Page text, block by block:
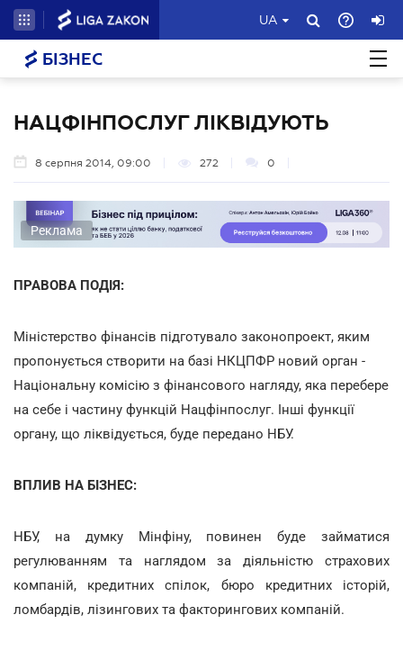
UA
БІЗНЕС
НАЦФІНПОСЛУГ ЛІКВІДУЮТЬ
8 серпня 2014, 09:00 272 0
Реклама
ПРАВОВА ПОДІЯ:
Міністерство фінансів підготувало законопроект, яким
пропонується створити на базі НКЦПФР новий орган -
Національну комісію з фінансового нагляду, яка перебере
на себе і частину функцій Нацфінпослуг. Інші функції
органу, що ліквідується, буде передано НБУ.
ВПЛИВ НА БІЗНЕС:
НБУ, на думку Мінфіну, повинен буде займатися
регулюванням та наглядом за діяльністю страхових
компаній, кредитних спілок, бюро кредитних історій,
ломбардів, лізингових та факторингових компаній.